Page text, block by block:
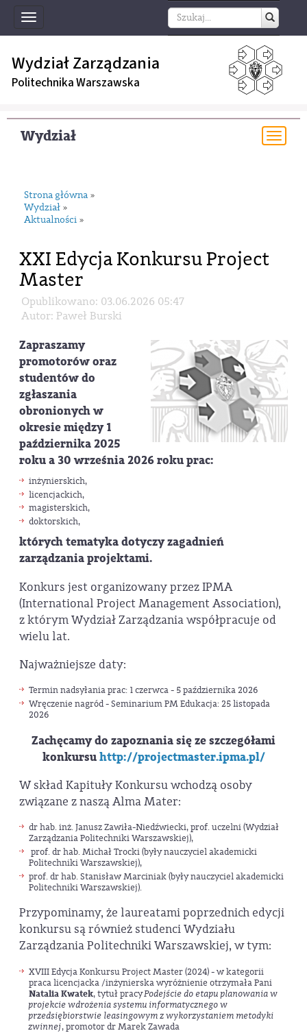
Toggle
navigation
Wydział Zarządzania
Politechnika Warszawska
Wydział
Strona główna »
Wydział »
Aktualności »
XXI Edycja Konkursu Project
Master
Opublikowano: 03.06.2026 05:47
Autor: Paweł Burski
Zapraszamy
promotorów oraz
studentów do
zgłaszania
obronionych w
okresie między 1
października 2025
roku a 30 września 2026 roku prac:
inżynierskich,
licencjackich,
magisterskich,
doktorskich,
których tematyka dotyczy zagadnień
zarządzania projektami.
Konkurs jest organizowany przez IPMA
(International Project Management Association),
z którym Wydział Zarządzania współpracuje od
wielu lat.
Najważniejsze daty:
Termin nadsyłania prac: 1 czerwca - 5 października 2026
Wręczenie nagród - Seminarium PM Edukacja: 25 listopada
2026
Zachęcamy do zapoznania się ze szczegółami
konkursuhttp://projectmaster.ipma.pl/
W skład Kapituły Konkursu wchodzą osoby
związane z naszą Alma Mater:
dr hab. inż. Janusz Zawiła-Niedźwiecki, prof. uczelni (Wydział
Zarządzania Politechniki Warszawskiej),
prof. dr hab. Michał Trocki (były nauczyciel akademicki
Politechniki Warszawskiej),
prof. dr hab. Stanisław Marciniak (były nauczyciel akademicki
Politechniki Warszawskiej).
Przypominamy, że laureatami poprzednich edycji
konkursu są również studenci Wydziału
Zarządzania Politechniki Warszawskiej, w tym:
XVIII Edycja Konkursu Project Master (2024) - w kategorii
praca licencjacka /inżynierska wyróżnienie otrzymała Pani
Natalia Kwatek, tytuł pracyPodejście do etapu planowania w
projekcie wdrożenia systemu informatycznego w
przedsiębiorstwie leasingowym z wykorzystaniem metodyki
zwinnej, promotor dr Marek Zawada